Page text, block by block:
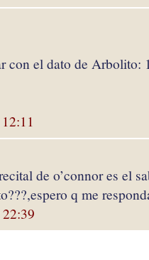
con el dato de Arbolito:
de o’connor es el
q me